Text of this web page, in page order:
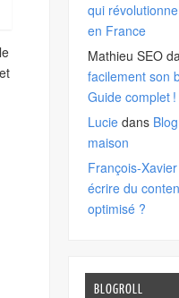
qui
en France
Mathieu SEO
facilement son
Guide complet !
Lucie dans
maison
François-
écrire du
optimisé ?
BLOGROLL